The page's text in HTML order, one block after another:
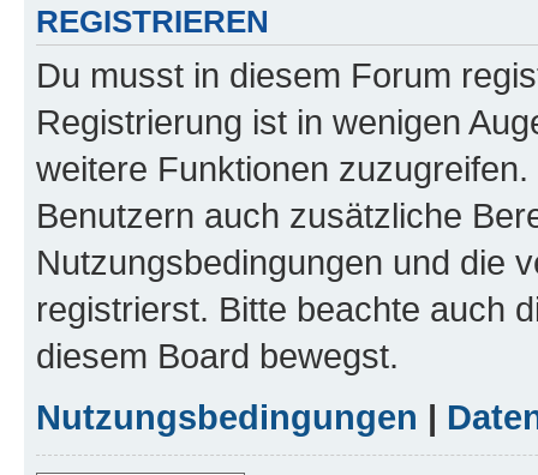
REGISTRIEREN
Du musst in diesem Forum
Registrierung ist in wenigen
weitere Funktionen
Benutzern auch zusätzliche
Nutzungsbedingungen und die
registrierst. Bitte beachte auch
diesem Board bewegst.
Nutzungsbedingungen |